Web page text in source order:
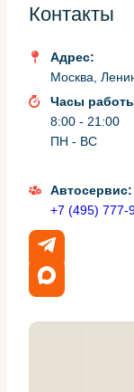
и
Этот перечень
формируем
требуется
мелкий ремонт
ТО.
Контакты
Адрес:
Москва,
Часы
8:00 - 21:00
ПН - ВС
Автосервис:
+7 (495) 777-